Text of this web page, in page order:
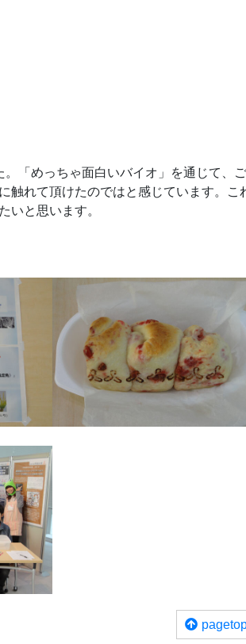
「めっちゃ面白いバイオ」を通じて、ご
触れて頂けたのではと感じています。こ
いと思います。